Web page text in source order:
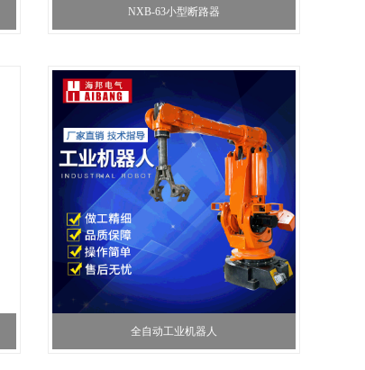
NXB-63小型断路器
全自动工业机器人